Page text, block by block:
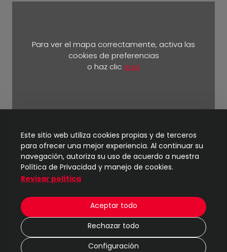
Para ver el mapa correctamente, activa las
cookies de preferencias
o haz clic aquí
Km 5 ½ vía Durán Yaguachi.
© 2024TIC - UBE| Todos los derechos reservados
2 M
Protección de datos
Este sitio web utiliza cookies propias y de terceros
para ofrecer una mejor experiencia. Al continuar su
navegación, autoriza su uso de acuerdo a nuestra
Política de Privacidad y manejo de cookies.
Revisar política
Aceptar todo
Rechazar todo
Configuración